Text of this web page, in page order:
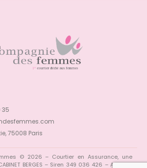
35
75008 Paris
© 2026 – Courtier en Assurance, une
BERGES – Siren 349 036 426 – ADONYS